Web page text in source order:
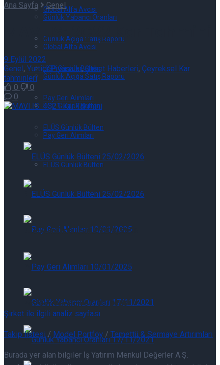
Global Alfa Avcısı
Günlük Açığa Satış Raporu
USP Günlük Bülten
Pay Geri Alımları
ELÜS Günlük Bülten
ELÜS Günlük Bülteni 07/08/2026
Pay Geri Alımları 07/08/2026
Günlük Yabancı Oranları 07/08/2026
Günlük Yabancı Oranları
Global Alfa Avcısı
Günlük Açığa Satış Raporu
USP Günlük Bülten
Pay Geri Alımları
ELÜS Günlük Bülten
ELÜS Günlük Bülteni 07/08/2026
Pay Geri Alımları 07/08/2026
Ana Sayfa Genel
MAVI.IS: 2Ç22 Kar Tahmini
9 Eylül 2022
Genel, Yurtiçi Piyasalar,Şirket Haberleri, Çeyreksel Kar
tahminleri
0
0
0
Şirket ile ilgili analiz sayfası
Takip listesi/ Model Portföy / Temettü & Sermaye Artırımları
Burada yer alan bilgiler İş Yatırım Menkul Değerler A.Ş.